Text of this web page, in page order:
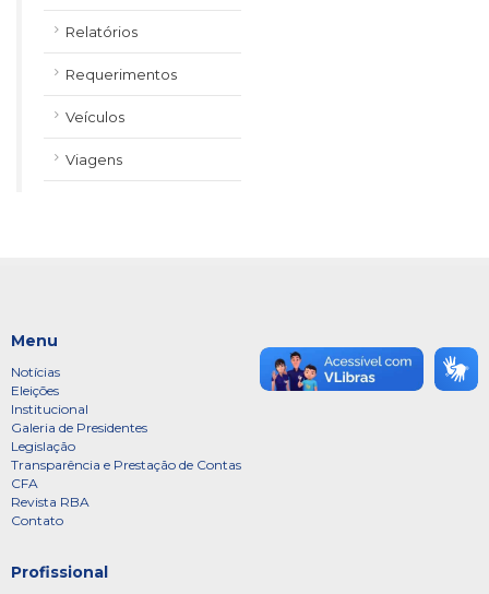
Relatórios
Requerimentos
Veículos
Viagens
Menu
Notícias
Eleições
Institucional
Galeria de Presidentes
Legislação
Transparência e Prestação de Contas
CFA
Revista RBA
Contato
Profissional